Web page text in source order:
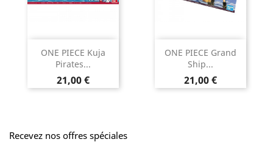
ONE PIECE Kuja
Pirates...
Prix
21,00 €
ONE PIECE Grand
Ship...
Prix
21,00 €
Recevez nos offres spéciales